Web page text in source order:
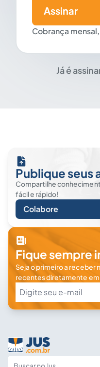
Cobrança
Assinar
Já é
Publique seus
Compartilhe
fácil e rápido!
Colabore
Fique sempre
Seja o primeiro a receber
recentes diretamente em